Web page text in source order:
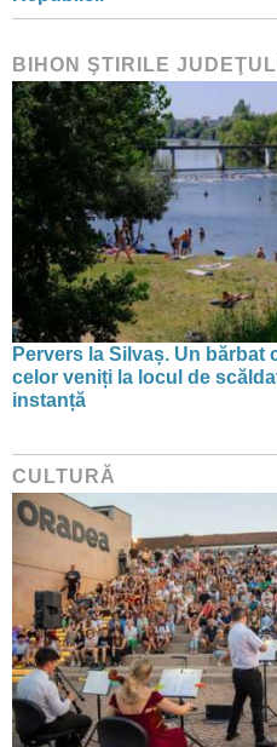
BIHON ŞTIRILE
Pervers la Silvaș. Un bărbat
celor veniți la locul de
instanță
CULTURĂ